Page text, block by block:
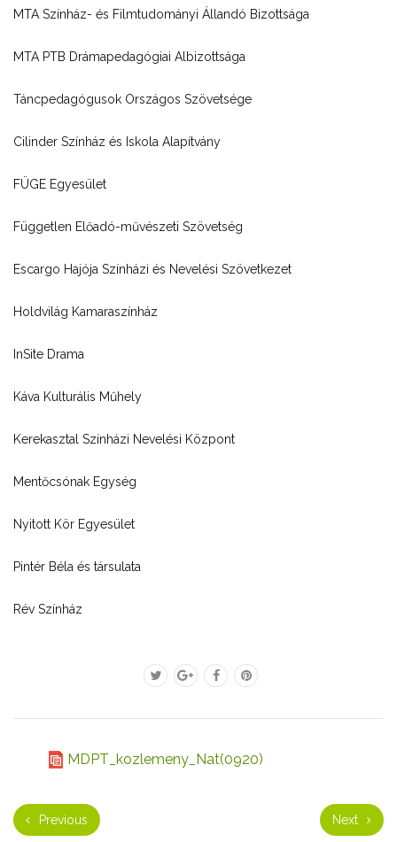
MTA Színház- és Filmtudományi Állandó Bizottsága
MTA PTB Drámapedagógiai Albizottsága
Táncpedagógusok Országos Szövetsége
Cilinder Színház és Iskola Alapítvány
FÜGE Egyesület
Független Előadó-művészeti Szövetség
Escargo Hajója Színházi és Nevelési Szövetkezet
Holdvilág Kamaraszínház
InSite Drama
Káva Kulturális Műhely
Kerekasztal Színházi Nevelési Központ
Mentőcsónak Egység
Nyitott Kör Egyesület
Pintér Béla és társulata
Rév Színház
MDPT_kozlemeny_Nat(0920)
Previous Next